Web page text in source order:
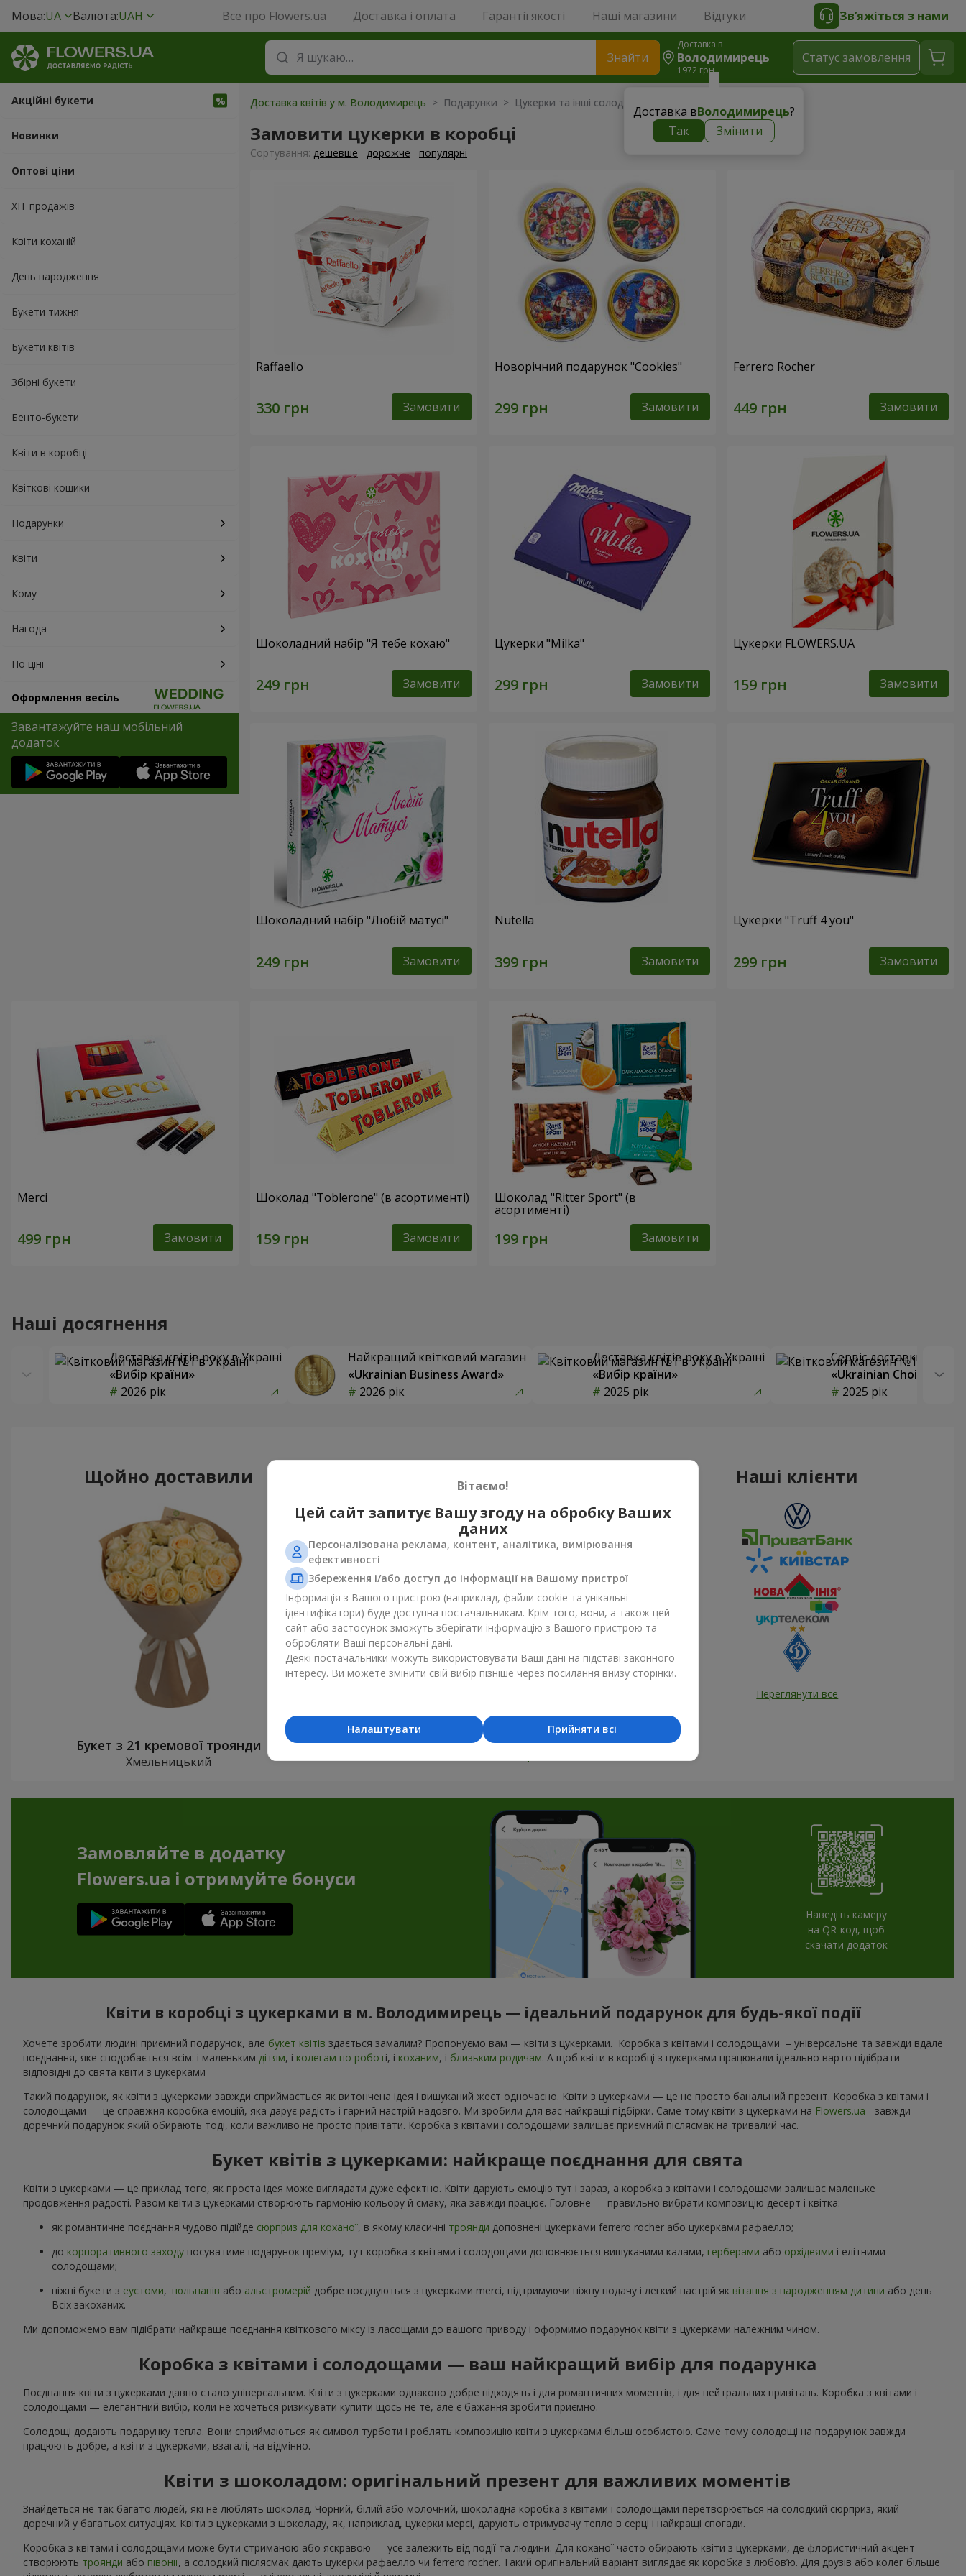
Мова:UA Валюта:UAH Все про Flowers.ua Доставка і оплата Гарантії якості Наші магазини Відгуки Зв’яжіться з нами
Знайти
Доставка в
Володимирець
1972 грн
Доставка вВолодимирець?
Так
Змінити
Статус замовлення
Акційні букети
Новинки
Оптові ціни
ХІТ продажів
Квіти коханій
День народження
Букети тижня
Букети квітів
Збірні букети
Бенто-букети
Квіти в коробці
Квіткові кошики
Подарунки
Квіти
Кому
Нагода
По ціні
Оформлення весіль
Завантажуйте наш мобільний
додаток
Доставка квітів у м. Володимирець > Подарунки > Цукерки та інші солодощі
Замовити цукерки в коробці
Сортування: дешевше дорожче популярні
Raffaello
Замовити
Новорічний подарунок "Cookies"
Замовити
Ferrero Rocher
Замовити
Шоколадний набір "Я тебе кохаю"
Замовити
Цукерки "Milka"
Замовити
Цукерки FLOWERS.UA
Замовити
Шоколадний набір "Любій матусі"
Замовити
Nutella
Замовити
Цукерки "Truff 4 you"
Замовити
Merci
Замовити
Шоколад "Toblerone" (в асортименті)
Замовити
Шоколад "Ritter Sport" (в
асортименті)
Замовити
Наші досягнення
Доставка квітів року в Україні
«Вибір країни»
2026 рік
Найкращий квітковий магазин
«Ukrainian Business Award»
2026 рік
Доставка квітів року в Україні
«Вибір країни»
2025 рік
Сервіс доставки квітів
«Ukrainian Choice»
2025 рік
Щойно доставили
Букет з 21 кремової троянди
Хмельницький
Фотогалерея
Усі фото доставок
Наші клієнти
Переглянути все
Замовляйте в додатку
Flowers.ua і отримуйте бонуси
Наведіть камеру
на QR-код, щоб
скачати додаток
Квіти в коробці з цукерками в м. Володимирець — ідеальний подарунок для будь-якої події
Хочете зробити людині приємний подарунок, але букет квітів здається замалим? Пропонуємо вам — квіти з цукерками. Коробка з квітами і солодощами – універсальне та завжди вдале
поєднання, яке сподобається всім: і маленьким дітям, і колегам по роботі, і коханим, і близьким родичам. А щоб квіти в коробці з цукерками працювали ідеально варто підібрати
відповідні до свята квіти з цукерками
Такий подарунок, як квіти з цукерками завжди сприймається як витончена ідея і вишуканий жест одночасно. Квіти з цукерками — це не просто банальний презент. Коробка з квітами і
солодощами — це справжня коробка емоцій, яка дарує радість і гарний настрій надовго. Ми зробили для вас найкращі підбірки. Саме тому квіти з цукерками на Flowers.ua - завжди
доречний подарунок який обирають тоді, коли важливо не просто привітати. Коробка з квітами і солодощами залишає приємний післясмак на тривалий час.
Букет квітів з цукерками: найкраще поєднання для свята
Квіти з цукерками — це приклад того, як проста ідея може виглядати дуже ефектно. Квіти дарують емоцію тут і зараз, а коробка з квітами і солодощами залишає маленьке
продовження радості. Разом квіти з цукерками створюють гармонію кольору й смаку, яка завжди працює. Головне — правильно вибрати композицію десерт і квітка:
як романтичне поєднання чудово підійде сюрприз для коханої, в якому класичні троянди доповнені цукерками ferrero rocher або цукерками рафаелло;
до корпоративного заходу посуватиме подарунок преміум, тут коробка з квітами і солодощами доповнюється вишуканими калами, герберами або орхідеями і елітними
солодощами;
ніжні букети з еустоми, тюльпанів або альстромерій добре поєднуються з цукерками merci, підтримуючи ніжну подачу і легкий настрій як вітання з народженням дитини або день
Всіх закоханих.
Ми допоможемо вам підібрати найкраще поєднання квіткового міксу із ласощами до вашого приводу і оформимо подарунок квіти з цукерками належним чином.
Коробка з квітами і солодощами — ваш найкращий вибір для подарунка
Поєднання квіти з цукерками давно стало універсальним. Квіти з цукерками однаково добре підходять і для романтичних моментів, і для нейтральних привітань. Коробка з квітами і
солодощами — елегантний вибір, коли не хочеться ризикувати купити щось не те, але є бажання зробити приємно.
Солодощі додають подарунку тепла. Вони сприймаються як символ турботи і роблять композицію квіти з цукерками більш особистою. Саме тому солодощі на подарунок завжди
працюють добре, а квіти з цукерками, взагалі, на відмінно.
Квіти з шоколадом: оригінальний презент для важливих моментів
Знайдеться не так багато людей, які не люблять шоколад. Чорний, білий або молочний, шоколадна коробка з квітами і солодощами перетворюється на солодкий сюрприз, який
доречний у багатьох ситуаціях. Квіти з цукерками з шоколаду, як, наприклад, цукерки мерсі, дарують отримувачу тепло в серці і найкращі спогади.
Коробка з квітами і солодощами може бути стриманою або яскравою — усе залежить від події та людини. Для коханої часто обирають квіти з цукерками, де флористичний акцент
створюють троянди або півонії, а солодкий післясмак дають цукерки рафаелло чи ferrero rocher. Такий оригінальний варіант виглядає як коробка з любов’ю. Для друзів або колег більше
Вітаємо!
Цей сайт запитує Вашу згоду на обробку Ваших
даних
Персоналізована реклама, контент, аналітика, вимірювання
ефективності
Збереження і/або доступ до інформації на Вашому пристрої
Інформація з Вашого пристрою (наприклад, файли cookie та унікальні
ідентифікатори) буде доступна постачальникам. Крім того, вони, а також цей
сайт або застосунок зможуть зберігати інформацію з Вашого пристрою та
обробляти Ваші персональні дані.
Деякі постачальники можуть використовувати Ваші дані на підставі законного
інтересу. Ви можете змінити свій вибір пізніше через посилання внизу сторінки.
Прийняти всі
Налаштувати